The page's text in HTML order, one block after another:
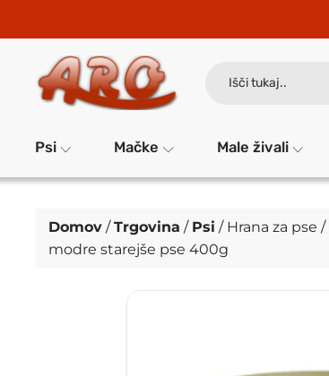
Psi Mačke Male živali
Domov /Trgovina / Psi / Hrana za pse /
modre starejše pse 400g